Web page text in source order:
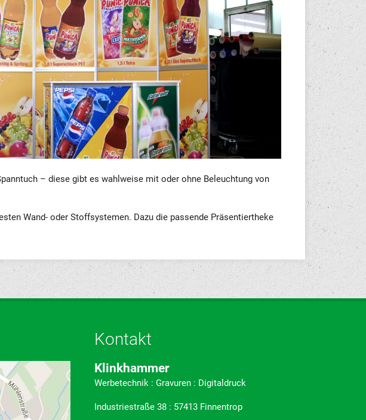
– diese gibt es wahlweise mit oder ohne Beleuchtung von
Wand- oder Stoffsystemen. Dazu die passende Präsentiertheke
Kontakt
Klinkhammer
Werbetechnik : Gravuren : Digitaldruck
Industriestraße 38 : 57413 Finnentrop